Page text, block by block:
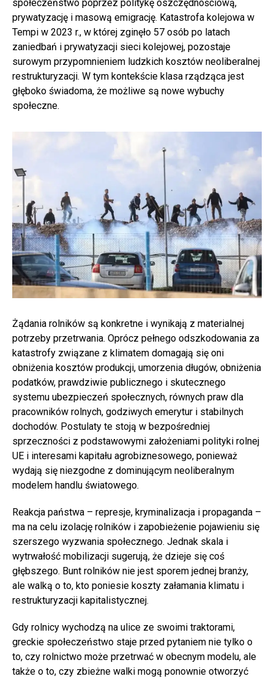
społeczeństwo poprzez politykę oszczędnościową,
prywatyzację i masową emigrację. Katastrofa kolejowa w
Tempi w 2023 r., w której zginęło 57 osób po latach
zaniedbań i prywatyzacji sieci kolejowej, pozostaje
surowym przypomnieniem ludzkich kosztów neoliberalnej
restrukturyzacji. W tym kontekście klasa rządząca jest
głęboko świadoma, że możliwe są nowe wybuchy
społeczne.
Żądania rolników są konkretne i wynikają z materialnej
potrzeby przetrwania. Oprócz pełnego odszkodowania za
katastrofy związane z klimatem domagają się oni
obniżenia kosztów produkcji, umorzenia długów, obniżenia
podatków, prawdziwie publicznego i skutecznego
systemu ubezpieczeń społecznych, równych praw dla
pracowników rolnych, godziwych emerytur i stabilnych
dochodów. Postulaty te stoją w bezpośredniej
sprzeczności z podstawowymi założeniami polityki rolnej
UE i interesami kapitału agrobiznesowego, ponieważ
wydają się niezgodne z dominującym neoliberalnym
modelem handlu światowego.
Reakcja państwa – represje, kryminalizacja i propaganda –
ma na celu izolację rolników i zapobieżenie pojawieniu się
szerszego wyzwania społecznego. Jednak skala i
wytrwałość mobilizacji sugerują, że dzieje się coś
głębszego. Bunt rolników nie jest sporem jednej branży,
ale walką o to, kto poniesie koszty załamania klimatu i
restrukturyzacji kapitalistycznej.
Gdy rolnicy wychodzą na ulice ze swoimi traktorami,
greckie społeczeństwo staje przed pytaniem nie tylko o
to, czy rolnictwo może przetrwać w obecnym modelu, ale
także o to, czy zbieżne walki mogą ponownie otworzyć